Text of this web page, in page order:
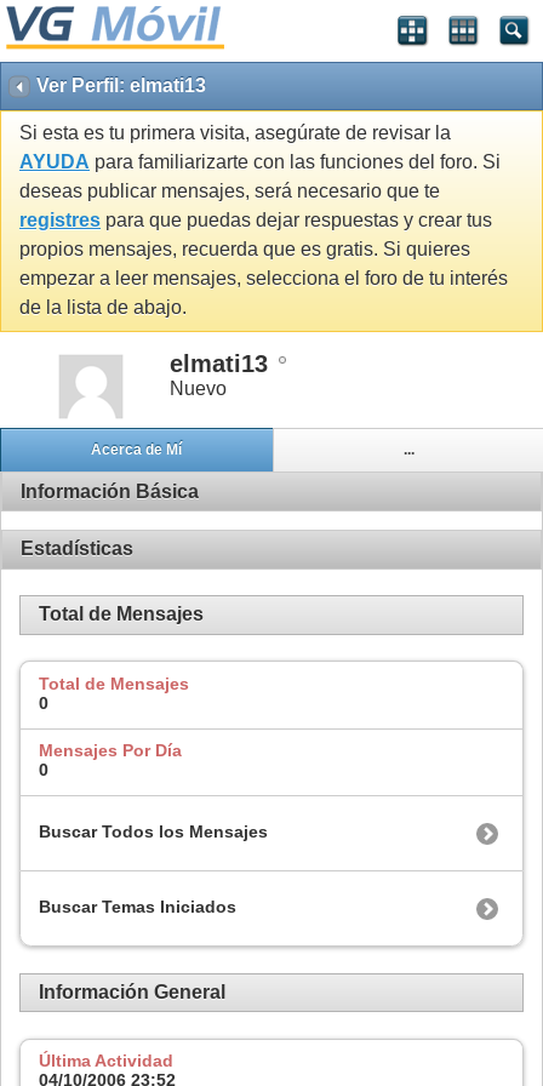
Ver Perfil: elmati13
Si esta es tu primera visita, asegúrate de revisar la
AYUDA para familiarizarte con las funciones del foro. Si
deseas publicar mensajes, será necesario que te
registres para que puedas dejar respuestas y crear tus
propios mensajes, recuerda que es gratis. Si quieres
empezar a leer mensajes, selecciona el foro de tu interés
de la lista de abajo.
elmati13
Nuevo
Acerca de Mí ...
Información Básica
Estadísticas
Total de Mensajes
Total de Mensajes
0
Mensajes Por Día
0
Buscar Todos los Mensajes
Buscar Temas Iniciados
Información General
Última Actividad
04/10/2006 23:52